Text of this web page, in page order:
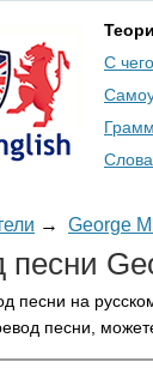
С
Слова
→ George
песни
песни на
песни,